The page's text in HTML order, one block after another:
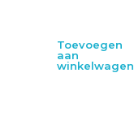
Toevoegen
aan
winkelwagen